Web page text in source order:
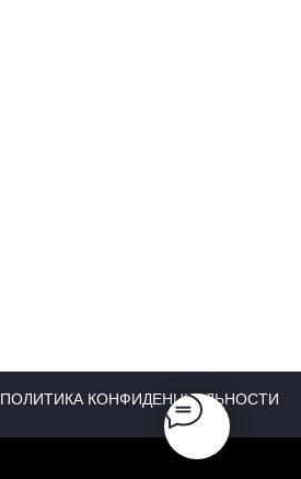
ПОЛИТИКА КОНФИДЕНЦИАЛЬНОСТИ